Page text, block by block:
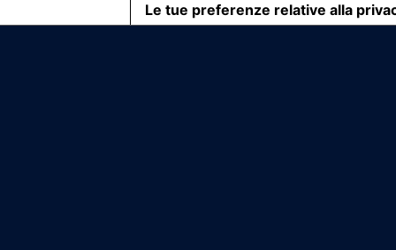
Le tue preferenze relative alla